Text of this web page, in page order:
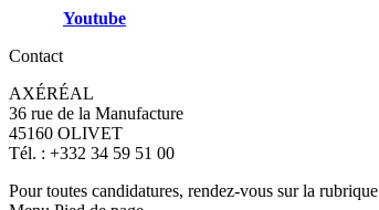
Youtube
Contact
AXÉRÉAL
36 rue de la Manufacture
45160 OLIVET
Tél. : +332 34 59 51 00
Pour toutes candidatures, rendez-vous sur la rubrique